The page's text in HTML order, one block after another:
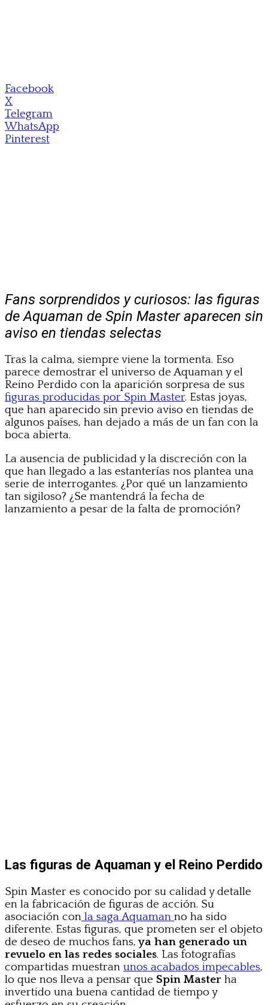
Facebook
X
Telegram
WhatsApp
Pinterest
Fans sorprendidos y curiosos: las figuras
de Aquaman de Spin Master aparecen sin
aviso en tiendas selectas
Tras la calma, siempre viene la tormenta. Eso
parece demostrar el universo de Aquaman y el
Reino Perdido con la aparición sorpresa de sus
figuras producidas por Spin Master. Estas joyas,
que han aparecido sin previo aviso en tiendas de
algunos países, han dejado a más de un fan con la
boca abierta.
La ausencia de publicidad y la discreción con la
que han llegado a las estanterías nos plantea una
serie de interrogantes. ¿Por qué un lanzamiento
tan sigiloso? ¿Se mantendrá la fecha de
lanzamiento a pesar de la falta de promoción?
Las figuras de Aquaman y el Reino Perdido
Spin Master es conocido por su calidad y detalle
en la fabricación de figuras de acción. Su
asociación con la saga Aquaman no ha sido
diferente. Estas figuras, que prometen ser el objeto
de deseo de muchos fans, ya han generado un
revuelo en las redes sociales. Las fotografías
compartidas muestran unos acabados impecables,
lo que nos lleva a pensar que Spin Master ha
invertido una buena cantidad de tiempo y